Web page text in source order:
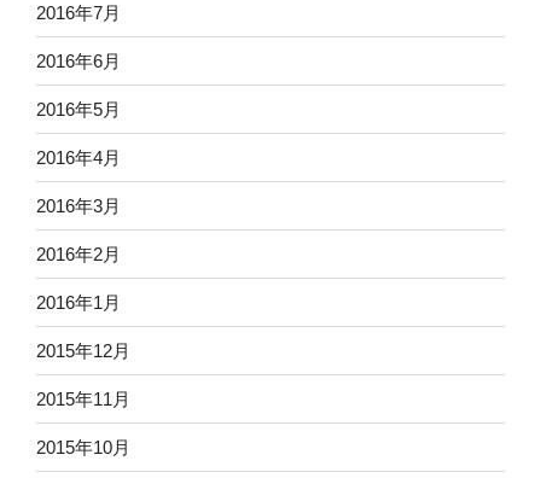
2016年7月
2016年6月
2016年5月
2016年4月
2016年3月
2016年2月
2016年1月
2015年12月
2015年11月
2015年10月